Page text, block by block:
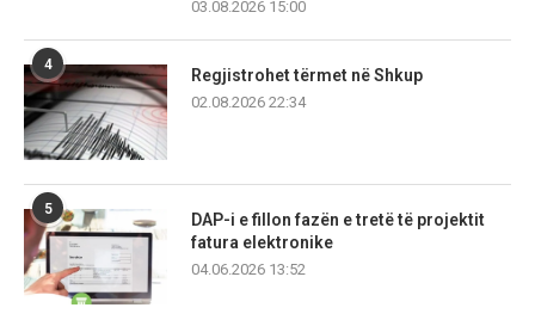
03.08.2026 15:00
4
Regjistrohet tërmet në Shkup
02.08.2026 22:34
5
DAP-i e fillon fazën e tretë të projektit
fatura elektronike
04.06.2026 13:52